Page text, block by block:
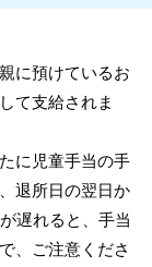
に預けているお
て支給されま
に児童手当の手
退所日の翌日か
遅れると、手当
、ご注意くださ